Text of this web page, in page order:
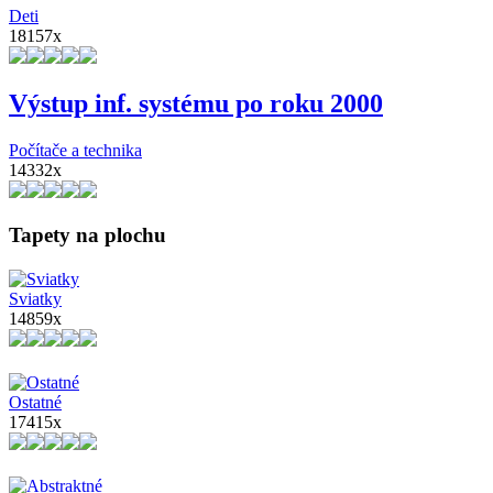
Deti
18157x
Výstup inf. systému po roku 2000
Počítače a technika
14332x
Tapety na plochu
Sviatky
14859x
Ostatné
17415x